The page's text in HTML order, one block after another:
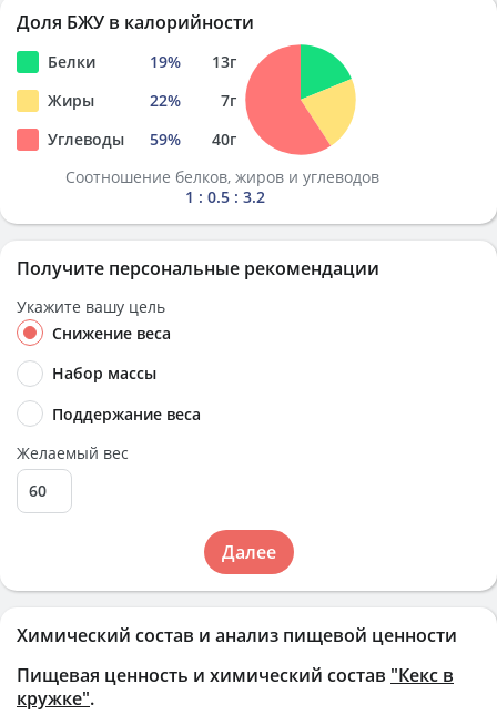
Химический состав и анализ пищевой ценности
Пищевая ценность и химический состав "Кекс в
кружке".
Доля БЖУ в калорийности
Белки 19% 13г
Жиры
22% 7г
Углеводы
59% 40г
Соотношение белков, жиров и углеводов
1 : 0.5 : 3.2
Получите персональные рекомендации
Укажите вашу цель
Снижение веса
Набор массы
Поддержание веса
Желаемый вес
Далее